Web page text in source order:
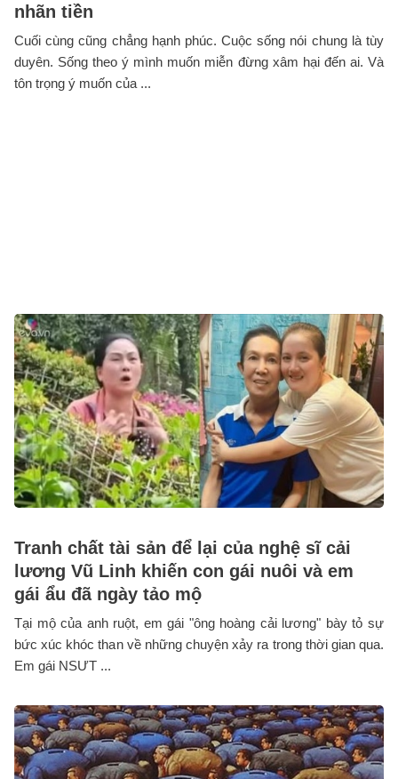
nhãn tiền
Cuối cùng cũng chẳng hạnh phúc. Cuộc sống nói chung là tùy
duyên. Sống theo ý mình muốn miễn đừng xâm hại đến ai. Và
tôn trọng ý muốn của ...
Tranh chất tài sản để lại của nghệ sĩ cải
lương Vũ Linh khiến con gái nuôi và em
gái ẩu đã ngày tảo mộ
Tại mộ của anh ruột, em gái "ông hoàng cải lương" bày tỏ sự
bức xúc khóc than về những chuyện xảy ra trong thời gian qua.
Em gái NSƯT ...